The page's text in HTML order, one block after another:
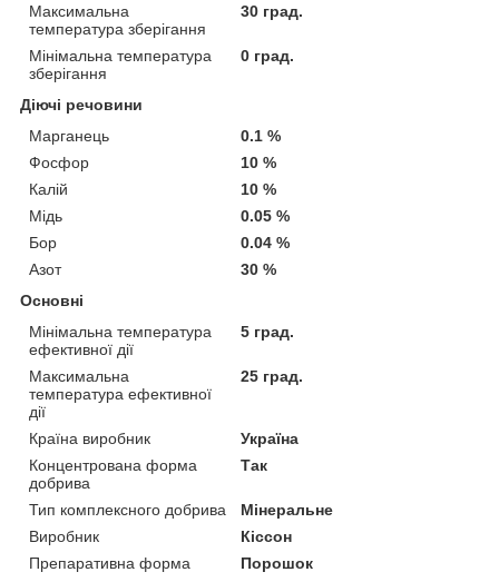
Максимальна
температура зберігання
30 град.
Мінімальна температура
зберігання
0 град.
Діючі речовини
Марганець
0.1 %
Фосфор
10 %
Калій
10 %
Мідь
0.05 %
Бор
0.04 %
Азот
30 %
Основні
Мінімальна температура
ефективної дії
5 град.
Максимальна
температура ефективної
дії
25 град.
Країна виробник
Україна
Концентрована форма
добрива
Так
Тип комплексного добрива
Мінеральне
Виробник
Кіссон
Препаративна форма
Порошок